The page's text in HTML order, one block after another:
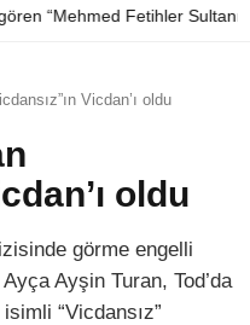
•“Karakuyu”
Vicdan’ı oldu
oldu
görme engelli
Ayşin Turan, Tod’da
“Vicdansız”